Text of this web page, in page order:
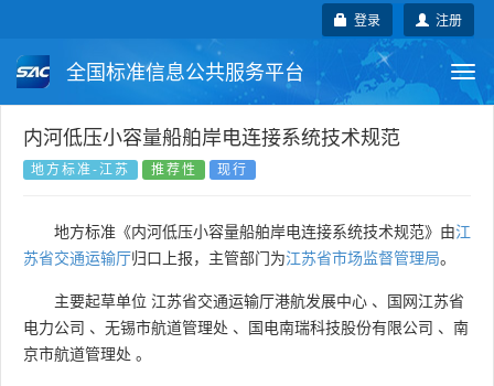
注册
登录
全国标准信息公共服务平台
国家标准 行业标准 地方标准
国外标准 技术委员会
内河低压小容量船舶岸电连接系统技术规范
地方标准-江苏 推荐性 现行
地方标准《内河低压小容量船舶岸电连接系统技术规范》由江
苏省交通运输厅归口上报，主管部门为江苏省市场监督管理局。
主要起草单位 江苏省交通运输厅港航发展中心 、
国网江苏省
电力公司 、 无锡市航道管理处 、 国电南瑞科技股份有限公司 、 南
京市航道管理处 。